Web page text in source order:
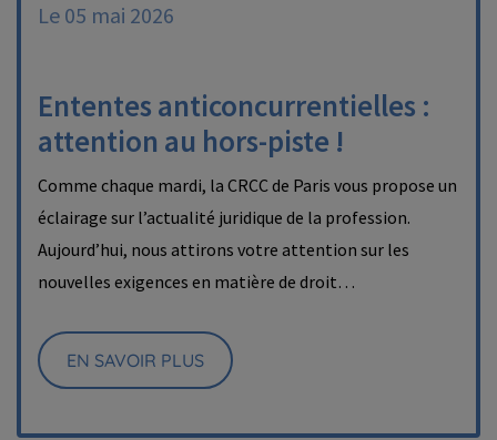
Le 05 mai 2026
Ententes anticoncurrentielles :
attention au hors-piste !
Comme chaque mardi, la CRCC de Paris vous propose un
éclairage sur l’actualité juridique de la profession.
Aujourd’hui, nous attirons votre attention sur les
nouvelles exigences en matière de droit…
EN SAVOIR PLUS